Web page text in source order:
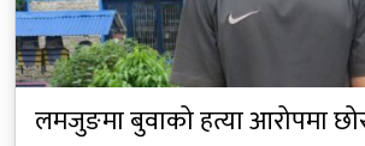
लमजुङमा बुवाको हत्या आरोपमा